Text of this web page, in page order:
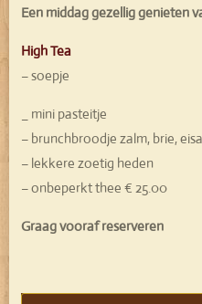
Een middag gezellig genieten
High Tea
– soepje
_ mini pasteitje
– brunchbroodje zalm, brie,
– lekkere zoetig heden
– onbeperkt thee € 25.00
Graag vooraf reserveren